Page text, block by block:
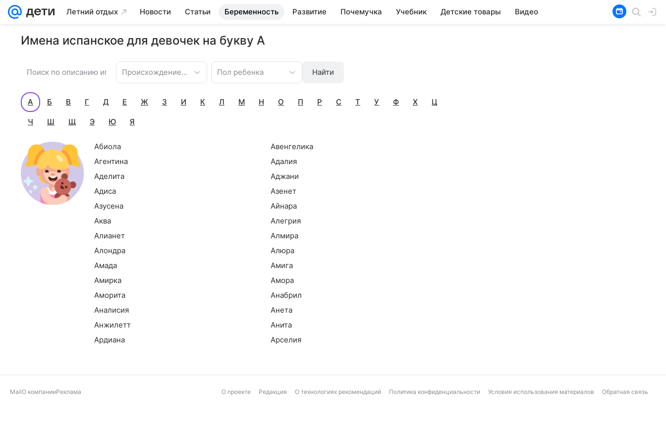
Летний отдых Новости Статьи Беременность Развитие Почемучка Учебник Детские товары Видео
Имена испанское для девочек на букву А
Происхождение имени Пол ребенка Найти
А Б В Г Д Е Ж З И К Л М Н О П Р С Т У Ф Х Ц
Ч Ш Щ Э Ю Я
Абиола
Авенгелика
Агентина
Адалия
Аделита
Аджани
Адиса
Азенет
Азусена
Айнара
Аква
Алегрия
Алианет
Алмира
Алондра
Алюра
Амада
Амига
Амирка
Амора
Аморита
Анабрил
Аналисия
Анета
Анжилетт
Анита
Ардиана
Арселия
MailО компанииРеклама О проекте Редакция О технологиях рекомендаций Политика конфиденциальности Условия использования материалов Обратная связь